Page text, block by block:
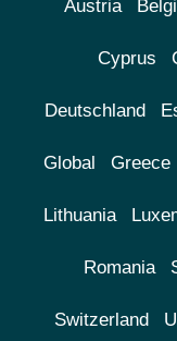
Austria
Cyprus
Deutschland
Global Greece
Lithuania
Romania
Switzerland